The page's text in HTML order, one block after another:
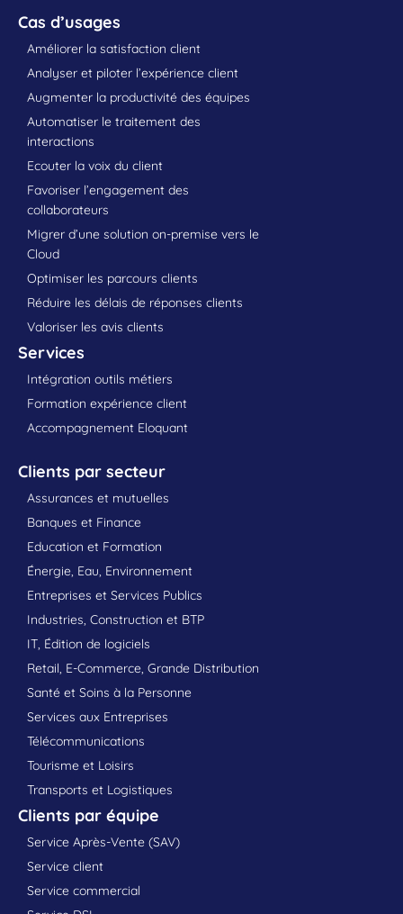
Cas d’usages
Améliorer la satisfaction client
Analyser et piloter l’expérience client
Augmenter la productivité des équipes
Automatiser le traitement des
interactions
Ecouter la voix du client
Favoriser l’engagement des
collaborateurs
Migrer d’une solution on-premise vers le
Cloud
Optimiser les parcours clients
Réduire les délais de réponses clients
Valoriser les avis clients
Services
Intégration outils métiers
Formation expérience client
Accompagnement Eloquant
Clients par secteur
Assurances et mutuelles
Banques et Finance
Education et Formation
Énergie, Eau, Environnement
Entreprises et Services Publics
Industries, Construction et BTP
IT, Édition de logiciels
Retail, E-Commerce, Grande Distribution
Santé et Soins à la Personne
Services aux Entreprises
Télécommunications
Tourisme et Loisirs
Transports et Logistiques
Clients par équipe
Service Après-Vente (SAV)
Service client
Service commercial